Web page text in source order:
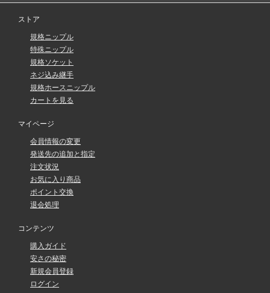
ストア
規格ニップル
特殊ニップル
規格ソケット
ネジ込み継手
規格ホースニップル
カートを見る
マイページ
会員情報の変更
発送先の追加と指定
注文状況
お気に入り商品
ポイント交換
退会処理
コンテンツ
購入ガイド
安さの秘密
新規会員登録
ログイン